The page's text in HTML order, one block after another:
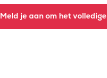
Meld je aan om het